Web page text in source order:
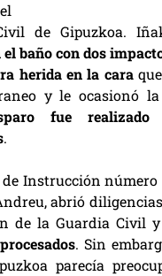
de Gipuzkoa.
baño con dos
herida en la cara
y le ocasionó
fue
.
Instrucción
abrió
de la Guardia Civil
. Sin
parecía